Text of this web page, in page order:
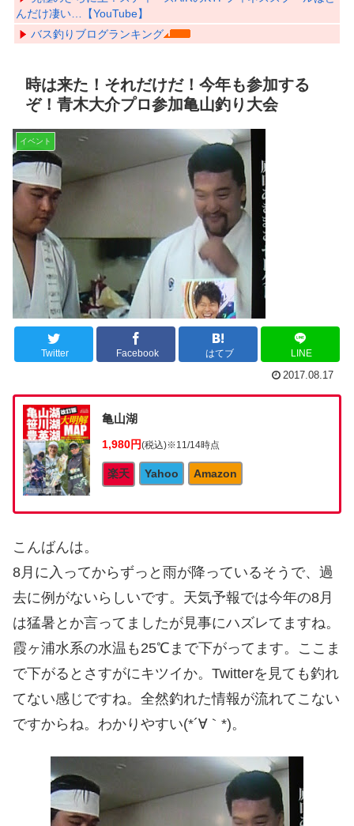
んだけ凄い…【YouTube】
バス釣りブログランキング
時は来た！それだけだ！今年も参加する
ぞ！青木大介プロ参加亀山釣り大会
イベント
Twitter Facebook はてブ LINE
2017.08.17
亀山湖
1,980円(税込)※11/14時点
楽天 Yahoo Amazon
こんばんは。
8月に入ってからずっと雨が降っているそうで、過
去に例がないらしいです。天気予報では今年の8月
は猛暑とか言ってましたが見事にハズレてますね。
霞ヶ浦水系の水温も25℃まで下がってます。ここま
で下がるとさすがにキツイか。Twitterを見ても釣れ
てない感じですね。全然釣れた情報が流れてこない
ですからね。わかりやすい(*´∀｀*)。